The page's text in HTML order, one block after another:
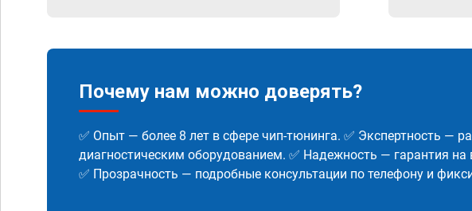
Почему нам можно доверять?
✅ Опыт — более 8 лет в сфере чип-тюнинга. ✅ Экспертность —
диагностическим оборудованием. ✅ Надежность — гарантия на
✅ Прозрачность — подробные консультации по телефону и